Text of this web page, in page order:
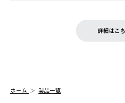
【配送業者】
佐川急便にて配送されます。
お客様都合の返品にかかる送料は
一度お手元の商品を返品いただき
LOGOS FAMILY会員の方は、会
詳細はこ
ホーム 製品一覧